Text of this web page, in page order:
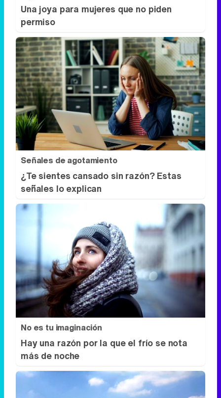
Una joya para mujeres que no piden
permiso
Señales de agotamiento
¿Te sientes cansado sin razón? Estas
señales lo explican
No es tu imaginación
Hay una razón por la que el frío se nota
más de noche